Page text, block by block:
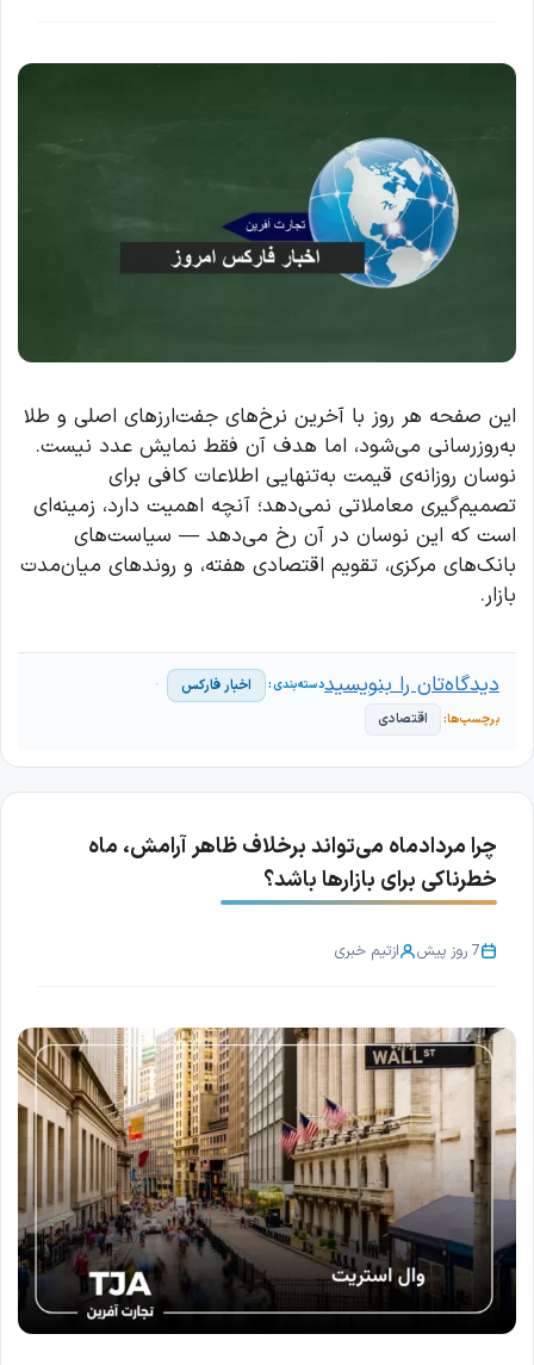
این صفحه هر روز با آخرین نرخ‌های جفت‌ارزهای اصلی و طلا
به‌روزرسانی می‌شود، اما هدف آن فقط نمایش عدد نیست.
نوسان روزانه‌ی قیمت به‌تنهایی اطلاعات کافی برای
تصمیم‌گیری معاملاتی نمی‌دهد؛ آنچه اهمیت دارد، زمینه‌ای
است که این نوسان در آن رخ می‌دهد — سیاست‌های
بانک‌های مرکزی، تقویم اقتصادی هفته، و روندهای میان‌مدت
بازار.
اخبار فارکس
اقتصادی
دیدگاه‌تان را بنویسید
چرا مردادماه می‌تواند برخلاف ظاهر آرامش، ماه
خطرناکی برای بازارها باشد؟
7 روز پیش ازتیم خبری